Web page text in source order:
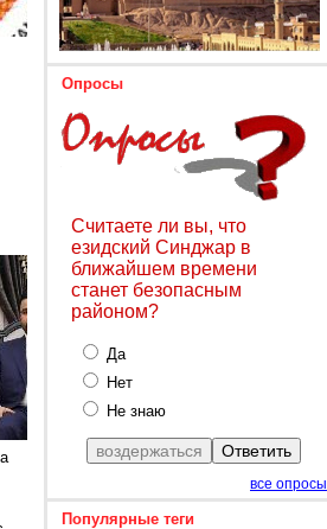
Опросы
Считаете ли вы, что
езидский Синджар в
ближайшем времени
станет безопасным
районом?
Да
Нет
Не знаю
все опросы
Популярные теги